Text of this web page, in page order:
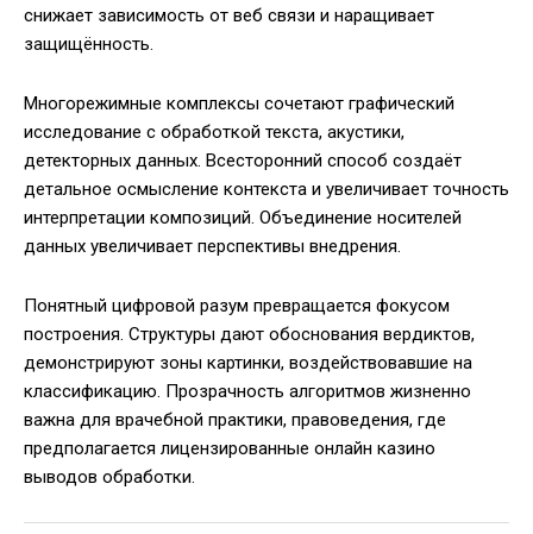
снижает зависимость от веб связи и наращивает
защищённость.
Многорежимные комплексы сочетают графический
исследование с обработкой текста, акустики,
детекторных данных. Всесторонний способ создаёт
детальное осмысление контекста и увеличивает точность
интерпретации композиций. Объединение носителей
данных увеличивает перспективы внедрения.
Понятный цифровой разум превращается фокусом
построения. Структуры дают обоснования вердиктов,
демонстрируют зоны картинки, воздействовавшие на
классификацию. Прозрачность алгоритмов жизненно
важна для врачебной практики, правоведения, где
предполагается лицензированные онлайн казино
выводов обработки.